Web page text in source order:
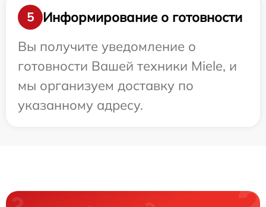
5
Информирование о готовности
Вы получите уведомление о
готовности Вашей техники Miele, и
мы организуем доставку по
указанному адресу.